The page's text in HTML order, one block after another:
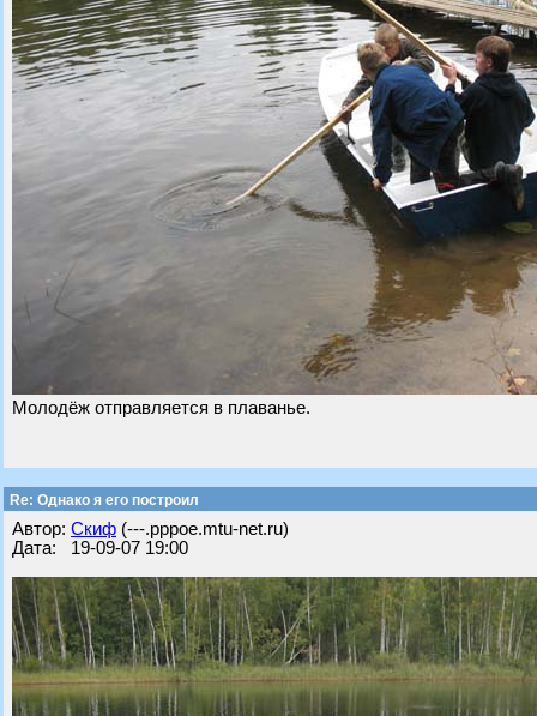
Молодёж отправляется в плаванье.
Re: Однако я его построил
Автор: Скиф (---.pppoe.mtu-net.ru)
Дата: 19-09-07 19:00